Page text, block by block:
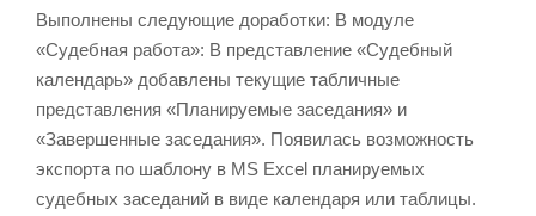
Выполнены следующие доработки: В модуле
«Судебная работа»: В представление «Судебный
календарь» добавлены текущие табличные
представления «Планируемые заседания» и
«Завершенные заседания». Появилась возможность
экспорта по шаблону в MS Excel планируемых
судебных заседаний в виде календаря или таблицы.